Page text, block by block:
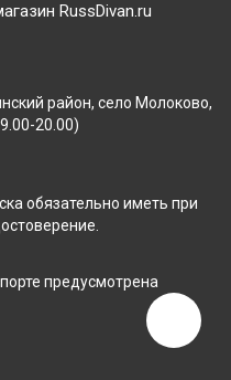
район, село Молоково,
20.00)
обязательно иметь при
предусмотрена
RussDivan.ru